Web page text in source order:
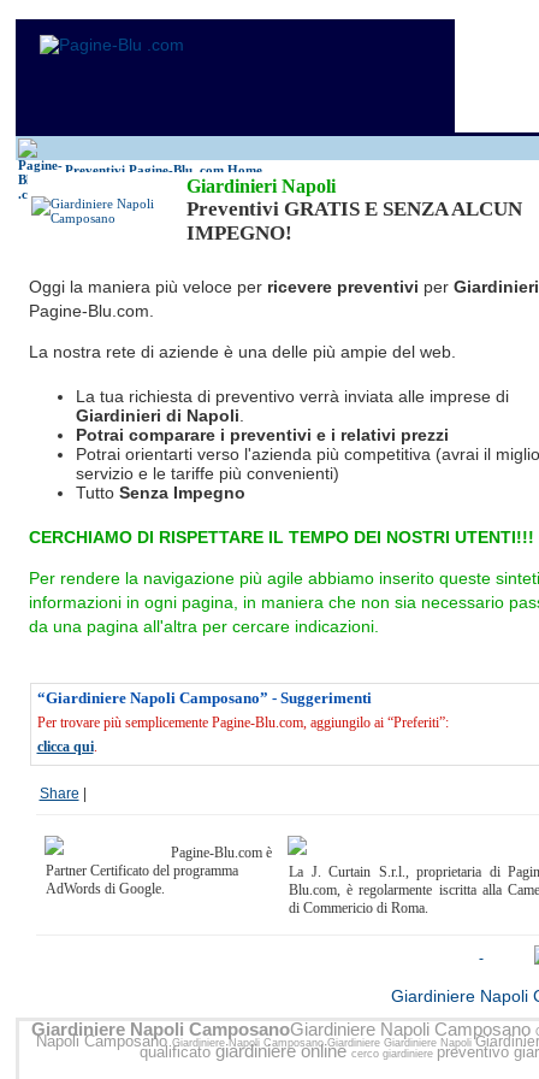
Preventivi Pagine-Blu .com Home
Giardinieri Napoli
Preventivi GRATIS E SENZA ALCUN
IMPEGNO!
Oggi la maniera più veloce per ricevere preventivi per Giardinieri
Pagine-Blu.com.
La nostra rete di aziende è una delle più ampie del web.
La tua richiesta di preventivo verrà inviata alle imprese di
Giardinieri di Napoli
Potrai comparare i preventivi e i relativi prezzi
Potrai orientarti verso l'azienda più competitiva (avrai il
servizio e le tariffe più convenienti)
Tutto Senza Impegno
CERCHIAMO DI RISPETTARE IL TEMPO DEI NOSTRI UTENTI!!!
Per rendere la navigazione più agile abbiamo inserito queste
informazioni in ogni pagina, in maniera che non sia necessario
da una pagina all'altra per cercare indicazioni.
“Giardiniere Napoli Camposano” - Suggerimenti
Per trovare più semplicemente Pagine-Blu.com, aggiungilo ai “Preferiti”:
clicca qui.
Share
Pagine-Blu.com è
Partner Certificato del programma
AdWords di Google.
La J. Curtain S.r.l., proprietaria di
Blu.com, è regolarmente iscritta alla
di Commericio di Roma.
Giardiniere Napoli
Giardiniere Napoli CamposanoGiardiniere Napoli Camposano
Napoli Camposano Giardiniere Napoli CamposanoGiardiniere Giardiniere Napoli
qualificatogiardiniere onlinecerco giardiniere preventivo